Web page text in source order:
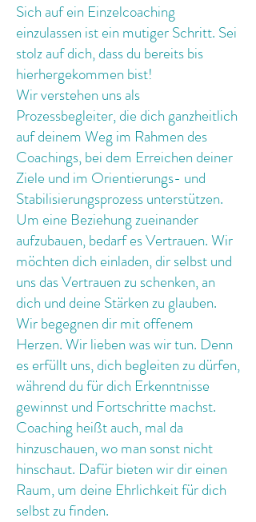
Sich auf ein Einzelcoaching
einzulassen ist ein mutiger Schritt. Sei
stolz auf dich, dass du bereits bis
hierhergekommen bist!
Wir verstehen uns als
Prozessbegleiter, die dich ganzheitlich
auf deinem Weg im Rahmen des
Coachings, bei dem Erreichen deiner
Ziele und im Orientierungs- und
Stabilisierungsprozess unterstützen.
Um eine Beziehung zueinander
aufzubauen, bedarf es Vertrauen. Wir
möchten dich einladen, dir selbst und
uns das Vertrauen zu schenken, an
dich und deine Stärken zu glauben.
Wir begegnen dir mit offenem
Herzen. Wir lieben was wir tun. Denn
es erfüllt uns, dich begleiten zu dürfen,
während du für dich Erkenntnisse
gewinnst und Fortschritte machst.
Coaching heißt auch, mal da
hinzuschauen, wo man sonst nicht
hinschaut. Dafür bieten wir dir einen
Raum, um deine Ehrlichkeit für dich
selbst zu finden.